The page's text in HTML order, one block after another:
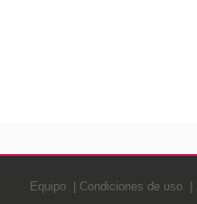
Equipo Condiciones de uso